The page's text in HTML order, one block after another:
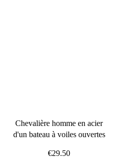
Chevalière homme en acier
d'un bateau à voiles ouvertes
€29.50